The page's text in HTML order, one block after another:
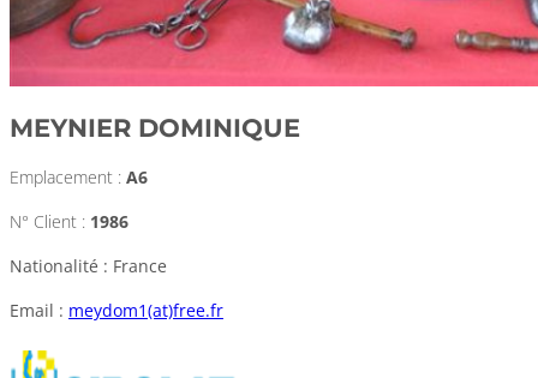
MEYNIER DOMINIQUE
Emplacement : A6
N° Client : 1986
Nationalité : France
Email : meydom1(at)free.fr